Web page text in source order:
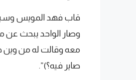
وصار الواحد يبحث عن
معه وقالت له من وين
صاير فيه؟)”.